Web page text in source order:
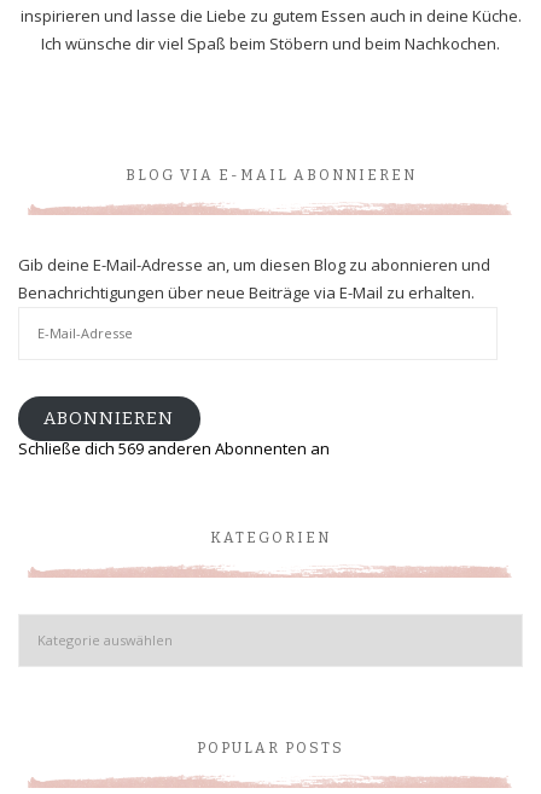
inspirieren und lasse die Liebe zu gutem Essen auch in deine Küche.
Ich wünsche dir viel Spaß beim Stöbern und beim Nachkochen.
BLOG VIA E-MAIL ABONNIEREN
Gib deine E-Mail-Adresse an, um diesen Blog zu abonnieren und
Benachrichtigungen über neue Beiträge via E-Mail zu erhalten.
ABONNIEREN
Schließe dich 569 anderen Abonnenten an
KATEGORIEN
Kategorien
POPULAR POSTS